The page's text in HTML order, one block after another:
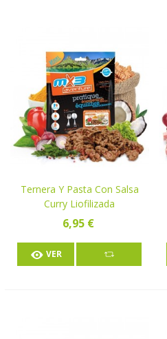
Ternera Y Pasta Con Salsa
Curry Liofilizada
6,95 €
VER